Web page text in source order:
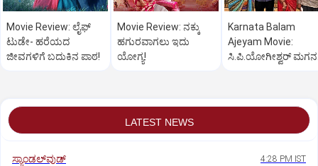
Movie Review: ಲೈಫ್‌
ಟುಡೇ- ಹರೆಯದ
ಜೀವಗಳಿಗೆ ಬದುಕಿನ ಪಾಠ!
Movie Review: ನಕ್ಕು
ಹಗುರವಾಗಲು ಇದು
ಯೋಗ್ಯ!
Karnata Balam
Ajeyam Movie:
ಸಿ.ಪಿ.ಯೋಗೀಶ್ವರ್‌ ಮಗನ
LATEST NEWS
ಸ್ಯಾಂಡಲ್‌ವುಡ್‌ 4:28 PM IST